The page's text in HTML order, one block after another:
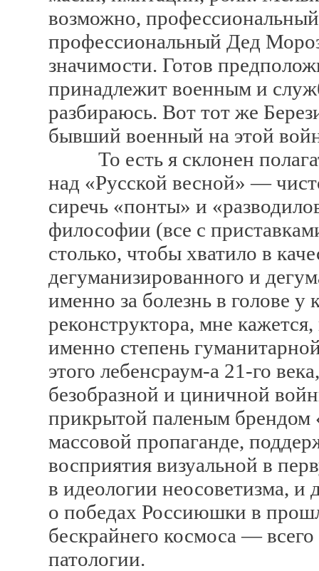
возможно,
профессиональный Дед
значимости. Готов
принадлежит военным и
разбираюсь. Вот тот же
бывший военный на этой
То есть я склонен
над «Русской весной» —
сиречь «понты» и
философии (все с
столько, чтобы хватило в
дегуманизированного и
именно за болезнь в голове у
реконструктора, мне
именно степень
этого лебенсраум-а 21-го
безобразной и циничной
прикрытой паленым брендом
массовой пропаганде,
восприятия визуальной в
в идеологии неосоветизма, и
о победах Россиюшки в
бескрайнего космоса —
патологии.